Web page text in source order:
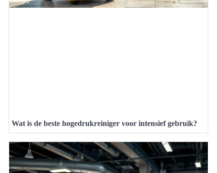
Wat is de beste hogedrukreiniger voor intensief gebruik?